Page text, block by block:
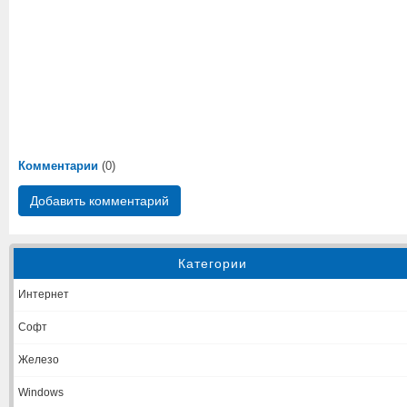
Категории
Интернет
Софт
Железо
Windows
Комментарии (0)
Добавить комментарий